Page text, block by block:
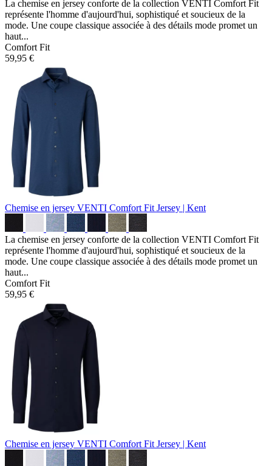
La chemise en jersey conforte de la collection VENTI Comfort Fit
représente l'homme d'aujourd'hui, sophistiqué et soucieux de la
mode. Une coupe classique associée à des détails mode promet un
haut...
Comfort Fit
59,95 €
Chemise en jersey VENTI Comfort Fit Jersey | Kent
La chemise en jersey conforte de la collection VENTI Comfort Fit
représente l'homme d'aujourd'hui, sophistiqué et soucieux de la
mode. Une coupe classique associée à des détails mode promet un
haut...
Comfort Fit
59,95 €
Chemise en jersey VENTI Comfort Fit Jersey | Kent